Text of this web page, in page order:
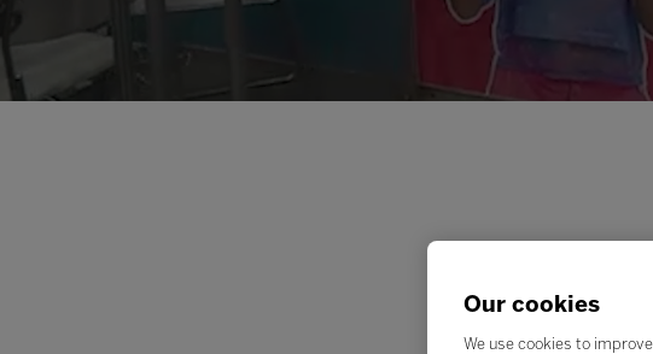
Tema
Our cookies
We use cookies to